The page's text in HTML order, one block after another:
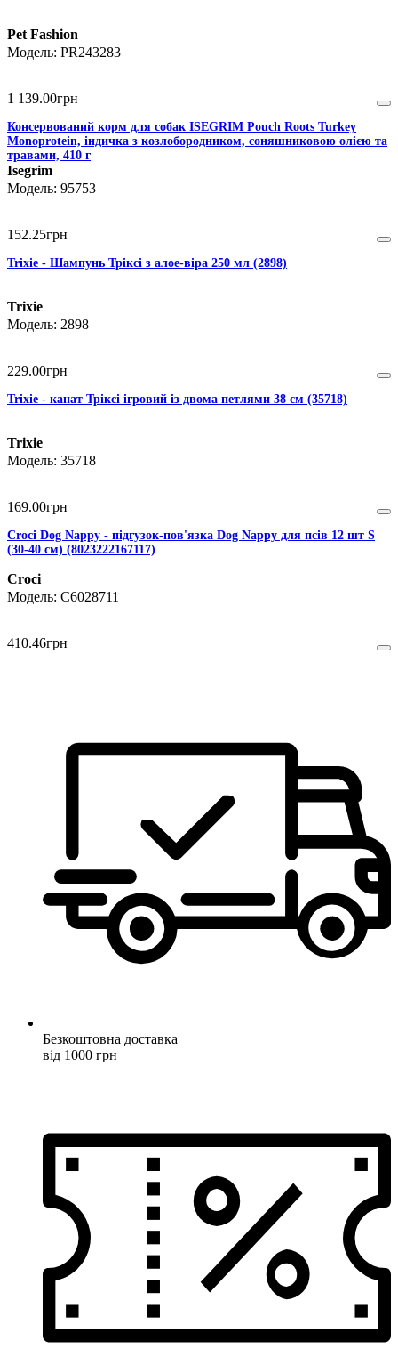
Pet Fashion
PR243283
1 139.00грн
Консервований корм для собак ISEGRIM Pouch Roots Turkey
Monoprotein, індичка з козлобородником, соняшниковою олією та
травами, 410 г
Isegrim
95753
152.25грн
Trixie - Шампунь Тріксі з алое-віра 250 мл (2898)
Trixie
2898
229.00грн
Trixie - канат Тріксі ігровий із двома петлями 38 см (35718)
Trixie
35718
169.00грн
Croci Dog Nappy - підгузок-пов'язка Dog Nappy для псів 12 шт S
(30-40 см) (8023222167117)
Croci
C6028711
410.46грн
Безкоштовна доставка
від 1000 грн